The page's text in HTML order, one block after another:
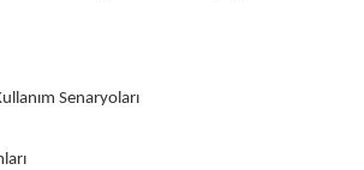
Senaryoları